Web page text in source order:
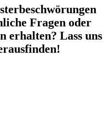
Fragen oder
erhalten? Lass uns